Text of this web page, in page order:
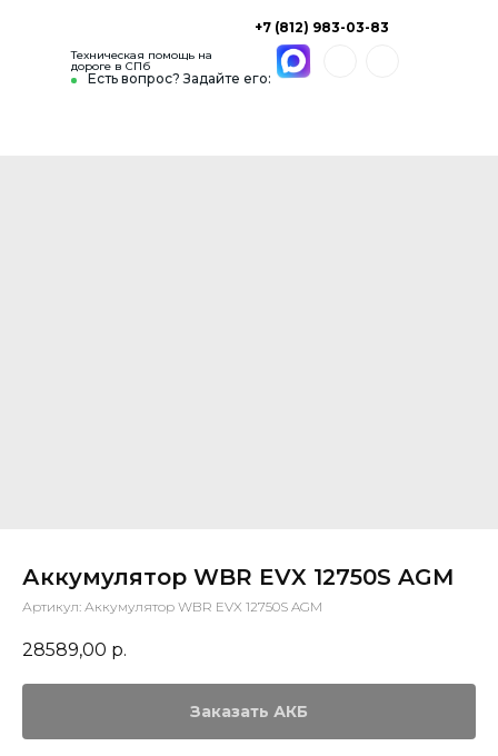
Есть вопрос? Задайте его:
+7 (812) 983-03-83
Техническая помощь на
дороге в СПб
Аккумулятор WBR EVX 12750S AGM
Артикул: Аккумулятор WBR EVX 12750S AGM
28589,00 р.
Заказать АКБ